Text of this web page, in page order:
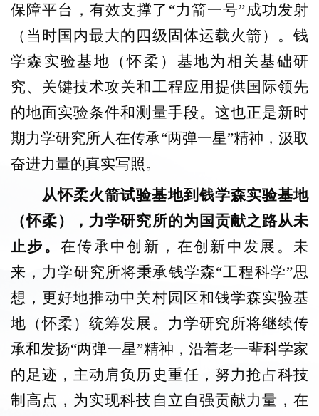
保障平台，有效支撑了“力箭一号”成功发射
（当时国内最大的四级固体运载火箭）。钱
学森实验基地（怀柔）基地为相关基础研
究、关键技术攻关和工程应用提供国际领先
的地面实验条件和测量手段。这也正是新时
期力学研究所人在传承“两弹一星”精神，汲取
奋进力量的真实写照。
从怀柔火箭试验基地到钱学森实验基地
（怀柔），力学研究所的为国贡献之路从未
止步。在传承中创新，在创新中发展。未
来，力学研究所将秉承钱学森“工程科学”思
想，更好地推动中关村园区和钱学森实验基
地（怀柔）统筹发展。力学研究所将继续传
承和发扬“两弹一星”精神，沿着老一辈科学家
的足迹，主动肩负历史重任，努力抢占科技
制高点，为实现科技自立自强贡献力量，在